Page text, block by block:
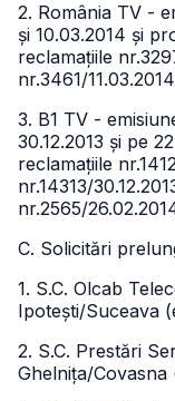
2. România TV -
și 10.03.2014 și
reclamațiile
nr.3461/
3. B1 TV -
30.12.2013 și pe
reclamațiile
nr.14313/
nr.2565/
C. Solicitări
1. S.C. Olcab
Ipotești/Suceava
2. S.C. Prestări
Ghelnița/Covasna